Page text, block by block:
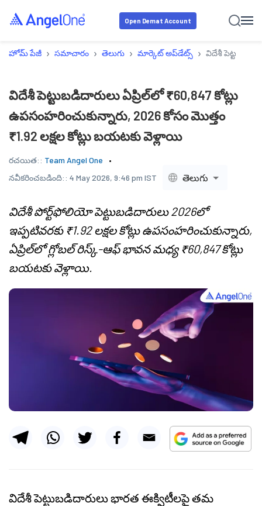
Open Demat Account
హోమ్ పేజీ › సమాచారం › తెలుగు › మార్కెట్ అప్‌డేట్స్ › విదేశీ
విదేశీ పెట్టుబడిదారులు ఏప్రిల్‌లో ₹60,847 కోట్లు
ఉపసంహరించుకున్నారు, 2026 కోసం మొత్తం
₹1.92 లక్షల కోట్లు బయటకు వెళ్లాయి
రచయిత:: Team Angel One
నవీకరించబడింది:: 4 May 2026, 9:46 pm IST తెలుగు
విదేశీ పోర్ట్‌ఫోలియో పెట్టుబడిదారులు 2026లో
ఇప్పటివరకు ₹1.92 లక్షల కోట్లు ఉపసంహరించుకున్నారు,
ఏప్రిల్‌లో గ్లోబల్ రిస్క్-ఆఫ్ భావన మధ్య ₹60,847 కోట్లు
బయటకు వెళ్లాయి.
విదేశీ పెట్టుబడిదారులు భారత ఈక్విటీలపై తమ